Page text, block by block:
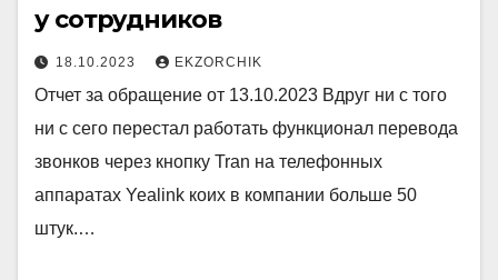
у сотрудников
18.10.2023 EKZORCHIK
Отчет за обращение от 13.10.2023 Вдруг ни с того
ни с сего перестал работать функционал перевода
звонков через кнопку Tran на телефонных
аппаратах Yealink коих в компании больше 50
штук.…